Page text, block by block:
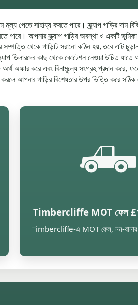
পেতে সাহায্য করতে পারে। স্ক্র্যাপ গাড়ির দাম
পারে। আপনার স্ক্র্যাপ গাড়ির অবস্থা ও একটি
থেকে গাড়িটি সরানো কঠিন হয়, তবে এটি
ডিলারদের কাছ থেকে কোটেশন নেওয়া উচিত যাতে
অফার করে এবং বিনামূল্যে সংগ্রহ প্রদান করে,
আপনার গাড়ির বিশেষতার উপর ভিত্তি করে
🛻
Timbercliffe MOT ফেল
Timbercliffe-এ MOT ফেল, নন-